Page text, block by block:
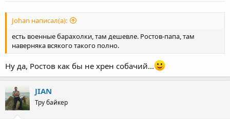
Johan написал(а):
есть военные барахолки, там дешевле. Ростов-папа, там
наверняка всякого такого полно.
Ну да, Ростов как бы не хрен собачий...
JIAN
Тру байкер